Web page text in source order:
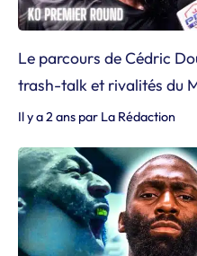
Le parcours de Cédric
trash-talk et rivalités du
Il y a 2 ans par La Rédaction